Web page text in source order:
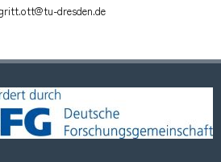
dresden.de